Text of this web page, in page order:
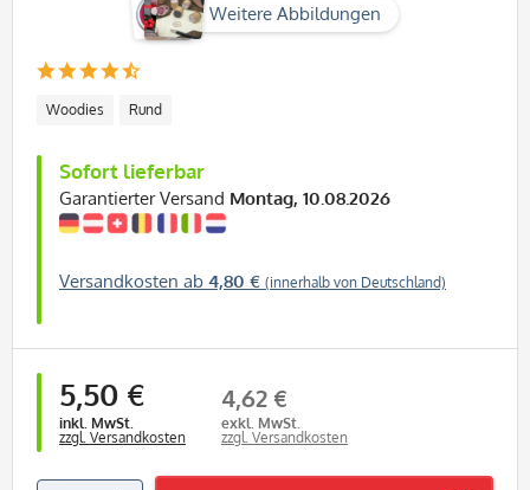
Weitere Abbildungen
Woodies Rund
Sofort lieferbar
Garantierter Versand Montag, 10.08.2026
Versandkosten ab 4,80 € (innerhalb von Deutschland)
5,50 €
inkl. MwSt.
zzgl. Versandkosten
4,62 €
exkl. MwSt.
zzgl. Versandkosten